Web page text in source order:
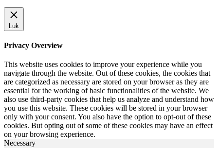
Luk
Privacy Overview
This website uses cookies to improve your experience while you
navigate through the website. Out of these cookies, the cookies that
are categorized as necessary are stored on your browser as they are
essential for the working of basic functionalities of the website. We
also use third-party cookies that help us analyze and understand how
you use this website. These cookies will be stored in your browser
only with your consent. You also have the option to opt-out of these
cookies. But opting out of some of these cookies may have an effect
on your browsing experience.
Necessary